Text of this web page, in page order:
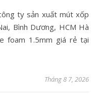
Bình Dương, HCM Hà
foam 1.5mm giá rẻ tại
Tháng 8 7, 2026